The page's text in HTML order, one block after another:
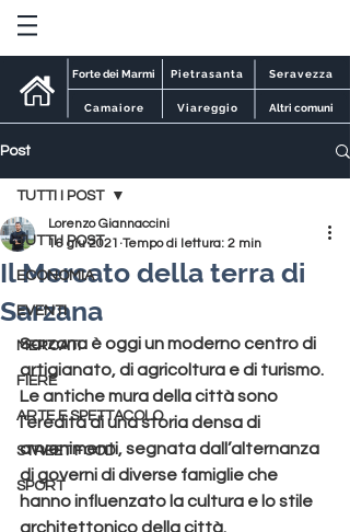
Forte dei Marmi Pietrasanta Seravezza
Camaiore Viareggio Altri comuni
Post
TUTTI I POST
ECONOMIA
EVENTI
MERCATI
FIERE
ARTE E SPETTACOLO
STREET FOOD
SPORT
TUTTI I POST
Il Mercato della terra di
Sarzana
Lorenzo Giannaccini
16 giu 2021 Tempo di lettura: 2 min
Sarzana è oggi un moderno centro di
artigianato, di agricoltura e di turismo.
Le antiche mura della città sono
l’eredità di una storia densa di
avvenimenti, segnata dall’alternanza
di governi di diverse famiglie che
hanno influenzato la cultura e lo stile
architettonico della città.